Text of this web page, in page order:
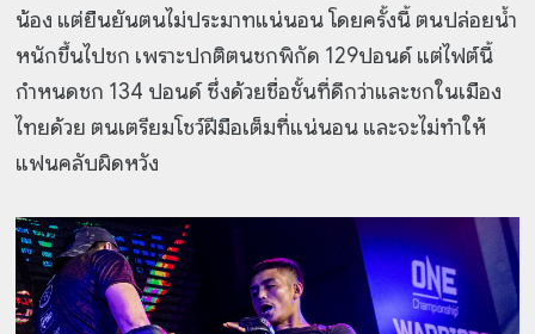
น้อง แต่ยืนยันตนไม่ประมาทแน่นอน โดยครั้งนี้ ตนปล่อยน้ำ
หนักขึ้นไปชก เพราะปกติตนชกพิกัด 129ปอนด์ แต่ไฟต์นี้
กำหนดชก 134 ปอนด์ ซึ่งด้วยชื่อชั้นที่ดีกว่าและชกในเมือง
ไทยด้วย ตนเตรียมโชว์ฝีมือเต็มที่แน่นอน และจะไม่ทำให้
แฟนคลับผิดหวัง